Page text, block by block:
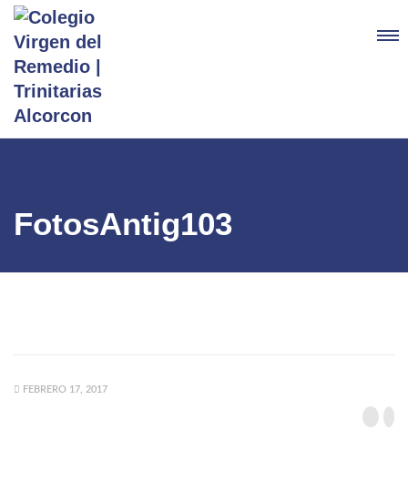
FotosAntig103
FEBRERO 17, 2017